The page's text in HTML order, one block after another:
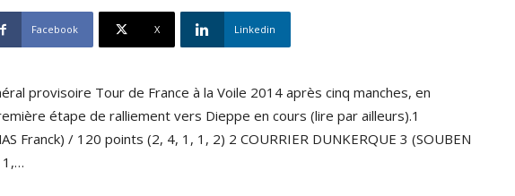
Facebook X Linkedin
provisoire Tour de France à la Voile 2014 après cinq manches, en
étape de ralliement vers Dieppe en cours (lire par ailleurs).1
Franck) / 120 points (2, 4, 1, 1, 2) 2 COURRIER DUNKERQUE 3 (SOUBEN
1,…